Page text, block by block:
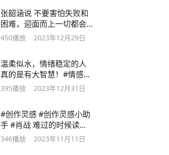
张韶涵说 不要害怕失败和
困难，迎面而上一切都会
解决！#女性力量
450播放 2023年12月29日
温柔似水，情绪稳定的人
真的是有大智慧！#情感共
鸣 #正三观
395播放 2023年12月31日
#创作灵感 #创作灵感小助
手 #肖战 难过的时候读
书，能治愈你！
346播放 2023年11月11日